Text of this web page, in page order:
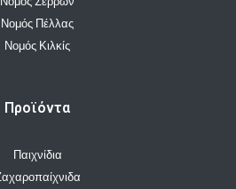
Νομός Πέλλας
Νομός Κιλκίς
Προϊόντα
Παιχνίδια